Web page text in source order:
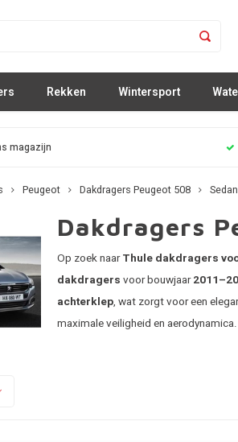
Rekken Wintersport
magazijn
Peugeot Dakdragers Peugeot 508 Sedan
Dakdragers
Op zoek naarThule dakdragers
dakdragers voor bouwjaar
achterklep, wat zorgt voor een
maximale veiligheid en